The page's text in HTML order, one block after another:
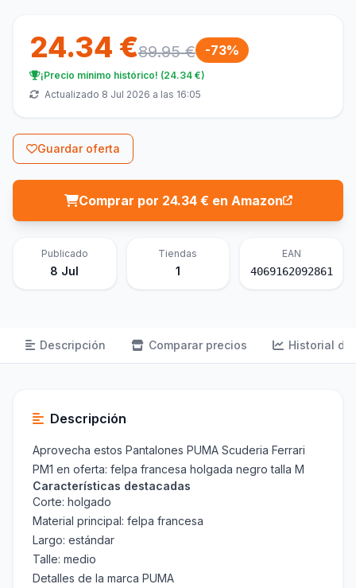
24.34 €89.95 € -73%
¡Precio mínimo histórico! (24.34 €)
Actualizado 8 Jul 2026 a las 16:05
Guardar oferta
Comprar por 24.34 € en Amazon
Publicado
8 Jul
Tiendas
1
EAN
4069162092861
Descripción Comparar precios Historial de
Descripción
Aprovecha estos Pantalones PUMA Scuderia Ferrari
PM1 en oferta: felpa francesa holgada negro talla M
Características destacadas
Corte: holgado
Material principal: felpa francesa
Largo: estándar
Talle: medio
Detalles de la marca PUMA